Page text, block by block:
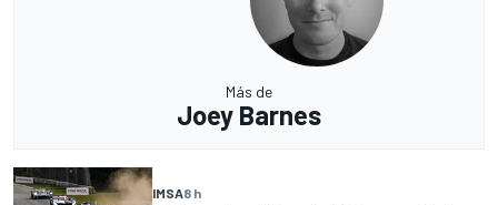
Más de
Joey Barnes
IMSA8 h